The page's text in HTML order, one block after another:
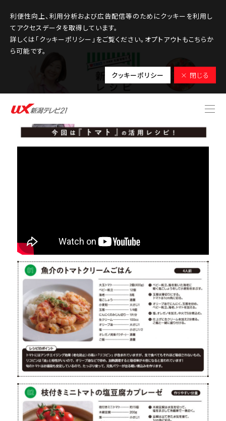
利便性向上、利用分析および広告配信等のためにクッキーを利用し
てアクセスデータを取得しています。
詳しくは「クッキーポリシー」をご覧ください。オプトアウトもこちらか
ら可能です。
クッキーポリシー × 閉じる